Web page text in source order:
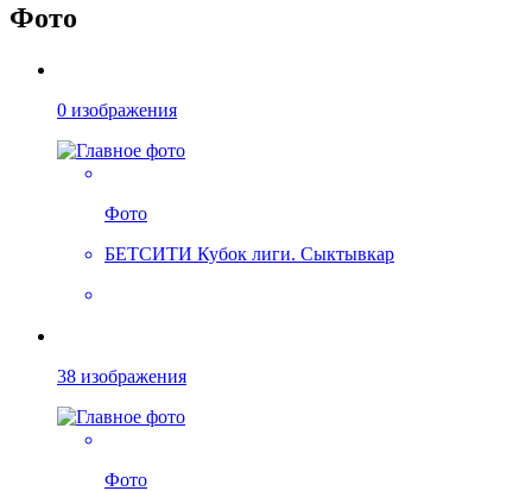
Фото
0 изображения
Фото
БЕТСИТИ Кубок лиги. Сыктывкар
38 изображения
Фото